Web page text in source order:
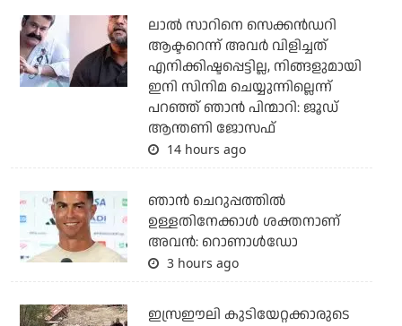
ലാല്‍ സാറിനെ സെക്കന്‍ഡറി
ആക്ടറെന്ന് അവര്‍ വിളിച്ചത്
എനിക്കിഷ്ടപ്പെട്ടില്ല, നിങ്ങളുമായി
ഇനി സിനിമ ചെയ്യുന്നില്ലെന്ന്
പറഞ്ഞ് ഞാന്‍ പിന്മാറി: ജൂഡ്
ആന്തണി ജോസഫ്
14 hours ago
ഞാന്‍ ചെറുപ്പത്തില്‍
ഉള്ളതിനേക്കാള്‍ ശക്തനാണ്
അവന്‍: റൊണാള്‍ഡോ
3 hours ago
ഇസ്രഈലി കുടിയേറ്റക്കാരുടെ